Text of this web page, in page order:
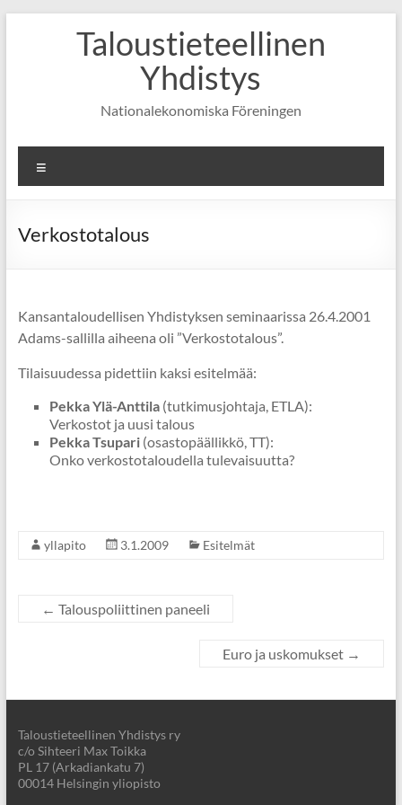
Taloustieteellinen
Yhdistys
Nationalekonomiska Föreningen
Verkostotalous
Kansantaloudellisen Yhdistyksen seminaarissa 26.4.2001
Adams-sallilla aiheena oli ”Verkostotalous”.
Tilaisuudessa pidettiin kaksi esitelmää:
Pekka Ylä-Anttila(tutkimusjohtaja, ETLA):
Verkostot ja uusi talous
Pekka Tsupari(osastopäällikkö, TT):
Onko verkostotaloudella tulevaisuutta?
yllapito 3.1.2009 Esitelmät
← Talouspoliittinen paneeli
Euro ja uskomukset →
Taloustieteellinen Yhdistys ry
c/o Sihteeri Max Toikka
PL 17 (Arkadiankatu 7)
00014 Helsingin yliopisto